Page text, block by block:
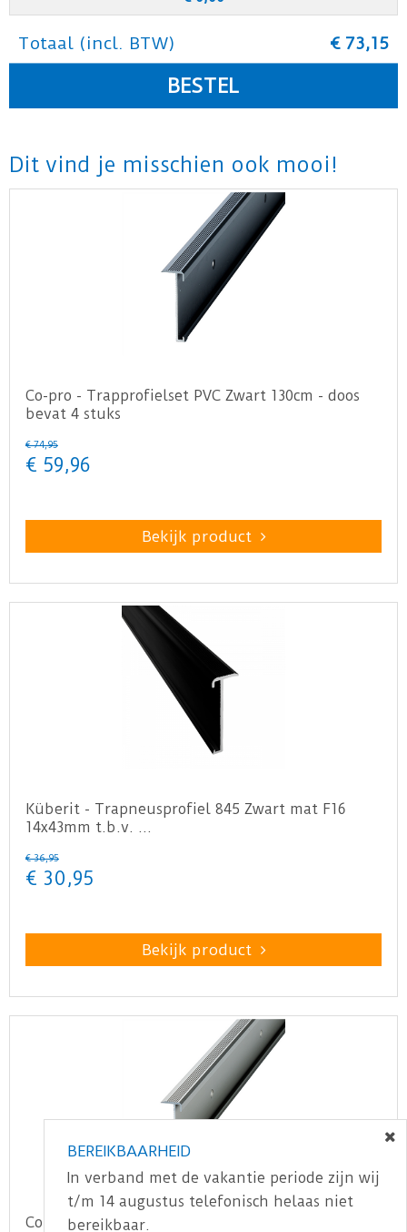
Totaal (incl. BTW) € 73,15
Dit vind je misschien ook mooi!
Co-pro - Trapprofielset PVC Zwart 130cm - doos
bevat 4 stuks
€ 74,95
€ 59,96
Bekijk product
Küberit - Trapneusprofiel 845 Zwart mat F16
14x43mm t.b.v. …
€ 36,95
€ 30,95
Bekijk product
Co-pro - Trapprofielset PVC RVS 130cm - doos
BEREIKBAARHEID
In verband met de vakantie periode zijn wij
t/m 14 augustus telefonisch helaas niet
bereikbaar.